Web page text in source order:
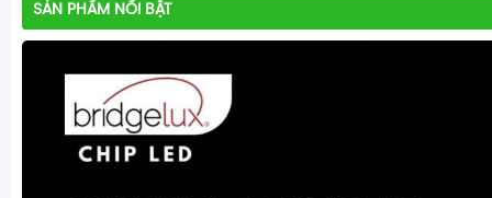
SẢN PHẨM NỔI BẬT